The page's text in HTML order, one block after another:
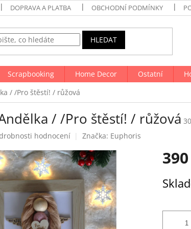
DOPRAVA A PLATBA OBCHODNÍ PODMÍNKY
HLEDAT
Scrapbooking Home Decor Ostatní
/ /Pro štěstí! / růžová
/ /Pro štěstí! / růžová
hodnocení Značka: Euphoris
cena: